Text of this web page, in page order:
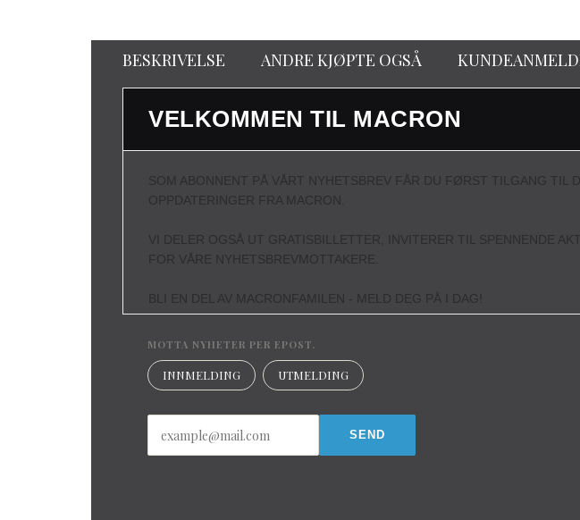
BESKRIVELSE ANDRE KJØPTE OGSÅ
VELKOMMEN TIL MACRON
SOM ABONNENT PÅ VÅRT NYHETSBREV FÅR DU FØRST TILGANG TIL
OPPDATERINGER FRA MACRON.
VI DELER OGSÅ UT GRATISBILLETTER, INVITERER TIL SPENNENDE
FOR VÅRE NYHETSBREVMOTTAKERE.
BLI EN DEL AV MACRONFAMILEN - MELD DEG PÅ I DAG!
MOTTA NYHETER PER EPOST.
INNMELDING UTMELDING